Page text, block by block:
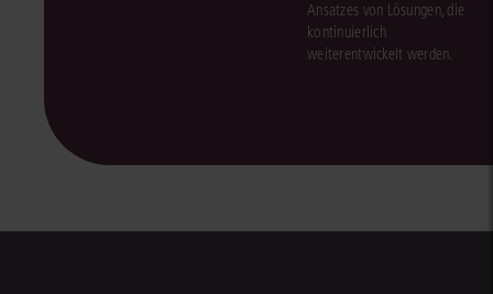
Ansatzes von Lösungen, die
kontinuierlich
weiterentwickelt werden.